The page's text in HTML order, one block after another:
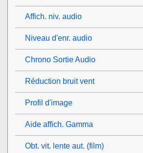
Affich. niv. audio
Niveau d'enr. audio
Chrono Sortie Audio
Réduction bruit vent
Profil d'image
Aide affich. Gamma
Obt. vit. lente aut. (film)